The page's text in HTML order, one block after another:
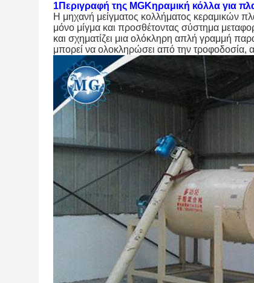
1Περιγραφή της MGΚηραμική κόλλα για
Η μηχανή μείγματος κολλήματος κεραμικών
μόνο μίγμα και προσθέτοντας σύστημα
και σχηματίζει μια ολόκληρη απλή γραμμή
μπορεί να ολοκληρώσει από την τροφοδοσία,